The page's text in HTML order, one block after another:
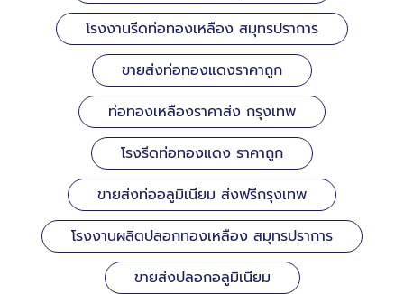
โรงงานรีดท่อทองเหลือง สมุทรปราการ
ขายส่งท่อทองแดงราคาถูก
ท่อทองเหลืองราคาส่ง กรุงเทพ
โรงรีดท่อทองแดง ราคาถูก
ขายส่งท่ออลูมิเนียม ส่งฟรีกรุงเทพ
โรงงานผลิตปลอกทองเหลือง สมุทรปราการ
ขายส่งปลอกอลูมิเนียม